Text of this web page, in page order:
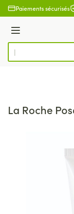
Aller au contenu
Paiements sécurisés
Menu
Rechercher
La Roche